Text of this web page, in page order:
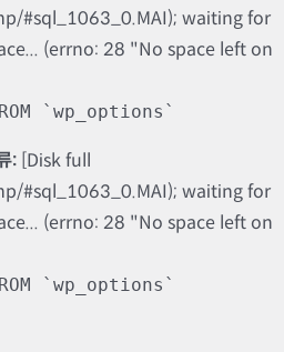
#sql_1063_0.MAI); waiting for
(errno: 28 "No space left on
`wp_options`
: [Disk full
#sql_1063_0.MAI); waiting for
(errno: 28 "No space left on
`wp_options`